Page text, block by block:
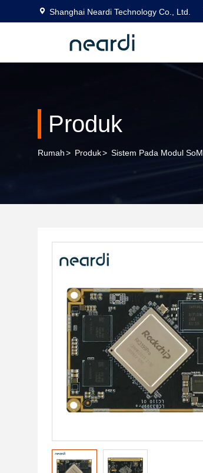
Shanghai Neardi Technology Co., Ltd.
Produk
Rumah> Produk> Sistem Pada Modul SoM